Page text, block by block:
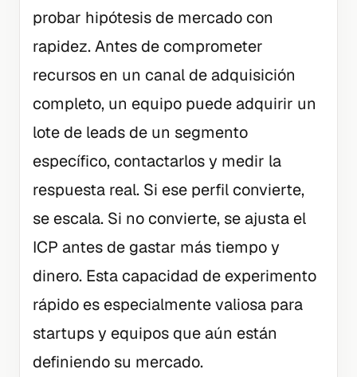
probar hipótesis de mercado con
rapidez. Antes de comprometer
recursos en un canal de adquisición
completo, un equipo puede adquirir un
lote de leads de un segmento
específico, contactarlos y medir la
respuesta real. Si ese perfil convierte,
se escala. Si no convierte, se ajusta el
ICP antes de gastar más tiempo y
dinero. Esta capacidad de experimento
rápido es especialmente valiosa para
startups y equipos que aún están
definiendo su mercado.